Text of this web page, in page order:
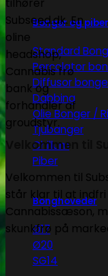
Bonger og piber
Standard
Percolator
Diffusor
Dabbing
Olie Bonger /
Tjubanger
Chillum
Piber
Bonghoveder
Ø17
Ø20
SG14
Velkommen til
Velkommen til
står klar til at
Cannabissæson,
skunkfrø på